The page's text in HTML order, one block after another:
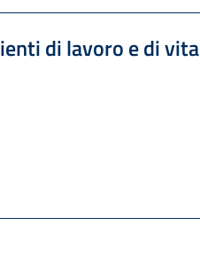
di lavoro e di vita
Formato PDF — Dimensione 288.53 kB